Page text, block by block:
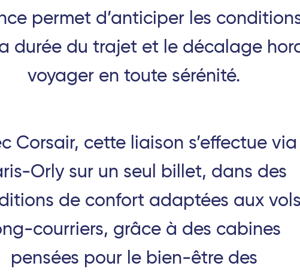
Ardenne - TGV
- TGV
(Martinique)
permet d’anticiper les
durée du trajet et le décalage
voyager en toute sérénité.
Corsair, cette liaison s’effectue via
Orly sur un seul billet, dans des
de confort adaptées aux vols
courriers, grâce à des cabines
pensées pour le bien-être des